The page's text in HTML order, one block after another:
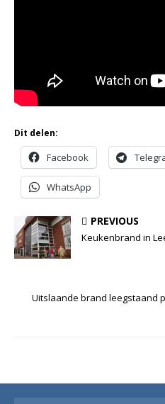
Dit delen:
Facebook
WhatsApp
PREVIOUS
Keukenbrand in
Uitslaande brand leegstaand